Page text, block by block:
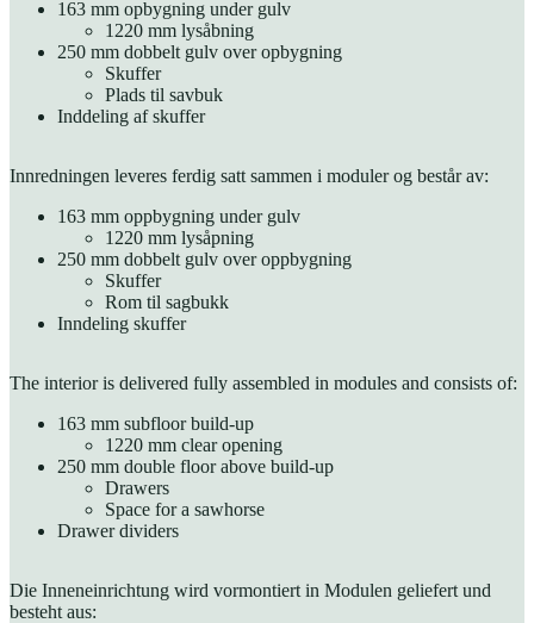
163 mm opbygning under gulv
1220 mm lysåbning
250 mm dobbelt gulv over opbygning
Skuffer
Plads til savbuk
Inddeling af skuffer
Innredningen leveres ferdig satt sammen i moduler og består av:
163 mm oppbygning under gulv
1220 mm lysåpning
250 mm dobbelt gulv over oppbygning
Skuffer
Rom til sagbukk
Inndeling skuffer
The interior is delivered fully assembled in modules and consists of:
163 mm subfloor build-up
1220 mm clear opening
250 mm double floor above build-up
Drawers
Space for a sawhorse
Drawer dividers
Die Inneneinrichtung wird vormontiert in Modulen geliefert und
besteht aus: